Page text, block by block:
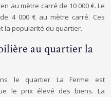
au mètre carré de 10 000 €. Le
4 000 € au mètre carré. Ces
la popularité du quartier.
au quartier la
le quartier La Ferme est
le prix élevé des biens. La